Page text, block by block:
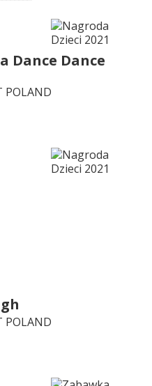
Dance Dance
POLAND
POLAND